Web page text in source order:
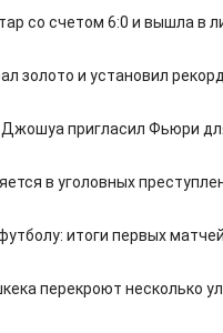
со счетом 6:0 и вышла в
золото и установил
пригласил Фьюри
в уголовных
итоги первых
перекроют несколько